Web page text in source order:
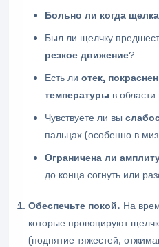
Больно ли когда
Был ли щелчку
резкое движение?
Есть лиотек,
температуры в области
Чувствуете ли вы
пальцах (особенно в
Ограничена ли
до конца согнуть или
Обеспечьте покой. На
которые провоцируют
(поднятие тяжестей,